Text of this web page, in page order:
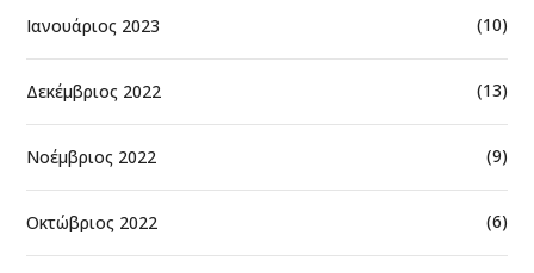
Ιανουάριος 2023 (10)
Δεκέμβριος 2022 (13)
Νοέμβριος 2022 (9)
Οκτώβριος 2022 (6)